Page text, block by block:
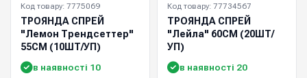
Код товару: 7775069
ТРОЯНДА СПРЕЙ
"Лемон Трендсеттер"
55СМ (10ШТ/УП)
в наявності 10
Код товару: 77734567
ТРОЯНДА СПРЕЙ
"Лейла" 60СМ (20ШТ/
УП)
в наявності 20